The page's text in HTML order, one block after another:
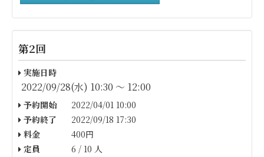
第2回
実施日時
2022/09/28(水) 10:30 〜 12:00
予約開始
2022/04/01 10:00
予約終了
2022/09/18 17:30
料金
400円
定員
6 / 10 人